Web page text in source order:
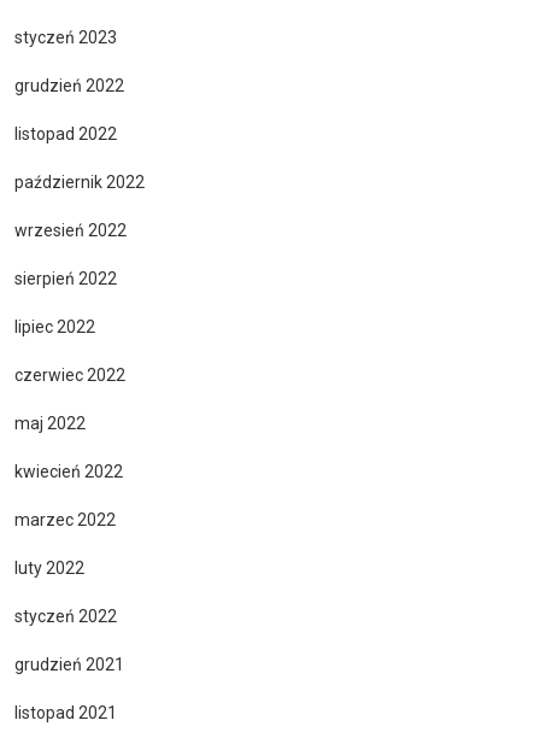
styczeń 2023
grudzień 2022
listopad 2022
październik 2022
wrzesień 2022
sierpień 2022
lipiec 2022
czerwiec 2022
maj 2022
kwiecień 2022
marzec 2022
luty 2022
styczeń 2022
grudzień 2021
listopad 2021